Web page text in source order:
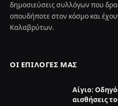
δημοσιεύσεις συλλόγων που
οπουδήποτε στον κόσμο και
Καλαβρύτων.
ΟΙ ΕΠΙΛΟΓΈΣ ΜΑΣ
Αίγιο:
αισθήσεις